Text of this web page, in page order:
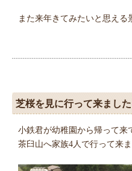
また来年きてみたいと思える
芝桜を見に行って来ました
小鉄君が幼稚園から帰って来
茶臼山へ家族4人で行って来